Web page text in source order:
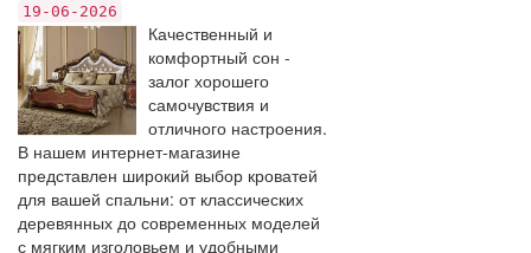
19-06-2026
Качественный и
комфортный сон -
залог хорошего
самочувствия и
отличного настроения.
В нашем интернет-магазине
представлен широкий выбор кроватей
для вашей спальни: от классических
деревянных до современных моделей
с мягким изголовьем и удобными